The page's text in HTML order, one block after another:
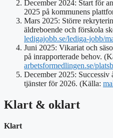
December 2024: Start för
2025 på kommunens
Mars 2025: Större
äldreboende och förskola
ledigajobb.se/lediga-jobb/
Juni 2025: Vikariat och
på inrapporterade behov.
arbetsformedlingen.se/
December 2025: Successiv
tjänster för 2026. (Källa:
Klart & oklart
Klart